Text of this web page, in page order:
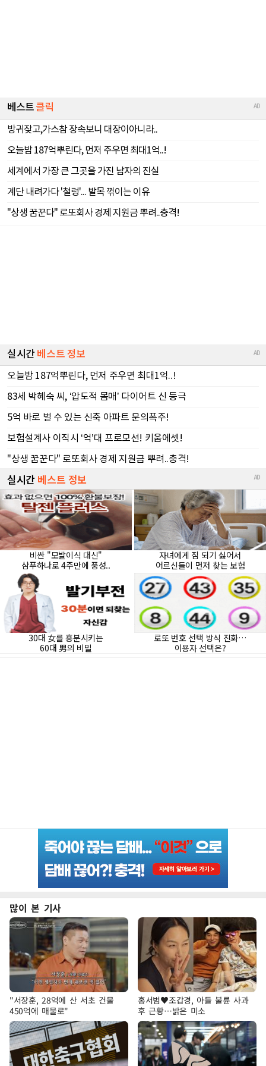
많이 본 기사
"서장훈, 28억에 산 서초 건물
450억에 매물로"
홍서범♥조갑경, 아들 불륜 사과
후 근황…밝은 미소